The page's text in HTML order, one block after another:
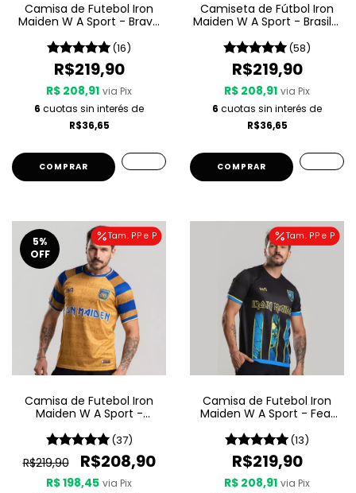
Camisa de Futebol Iron
Maiden W A Sport - Brave
(16)
R$219,90
R$ 208,91 via Pix
6 cuotas sin interés de
R$36,65
COMPRAR
Camiseta de Fútbol Iron
Maiden W A Sport - Brasil -
(58)
R$219,90
R$ 208,91 via Pix
6 cuotas sin interés de
R$36,65
COMPRAR
Tam. PP e P
5%
OFF
Camisa de Futebol Iron
Maiden W A Sport -
(37)
R$219,90 R$208,90
R$ 198,45 via Pix
Tam. PP e P
Camisa de Futebol Iron
Maiden W A Sport - Fear
(13)
R$219,90
R$ 208,91 via Pix